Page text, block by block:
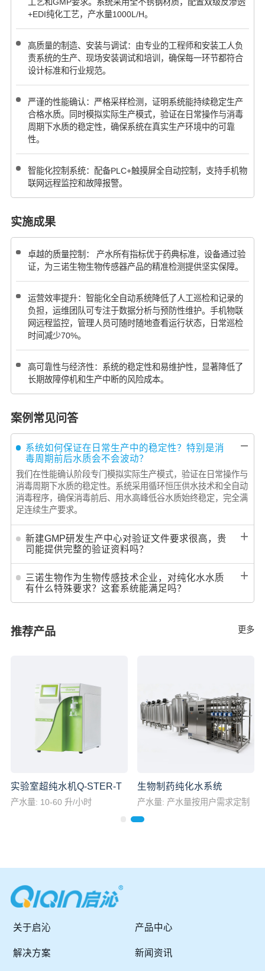
+EDI纯化工艺，产水量1000L/H。
高质量的制造、安装与调试：由专业的工程师和安装工人负
责系统的生产、现场安装调试和培训，确保每一环节都符合
设计标准和行业规范。
严谨的性能确认：严格采样检测，证明系统能持续稳定生产
合格水质。同时模拟实际生产模式，验证在日常操作与消毒
周期下水质的稳定性，确保系统在真实生产环境中的可靠
性。
智能化控制系统：配备PLC+触摸屏全自动控制，支持手机物
联网远程监控和故障报警。
实施成果
卓越的质量控制： 产水所有指标优于药典标准，设备通过验
证，为三诺生物生物传感器产品的精准检测提供坚实保障。
运营效率提升：智能化全自动系统降低了人工巡检和记录的
负担，运维团队可专注于数据分析与预防性维护。手机物联
网远程监控，管理人员可随时随地查看运行状态，日常巡检
时间减少70%。
高可靠性与经济性：系统的稳定性和易维护性，显著降低了
长期故障停机和生产中断的风险成本。
案例常见问答
系统如何保证在日常生产中的稳定性？特别是消
毒周期前后水质会不会波动？
－
我们在性能确认阶段专门模拟实际生产模式，验证在日常操作与
消毒周期下水质的稳定性。系统采用循环恒压供水技术和全自动
消毒程序，确保消毒前后、用水高峰低谷水质始终稳定，完全满
足连续生产要求。
新建GMP研发生产中心对验证文件要求很高，贵
司能提供完整的验证资料吗？
＋
三诺生物作为生物传感技术企业，对纯化水水质
有什么特殊要求？这套系统能满足吗？
＋
推荐产品 更多
实验室超纯水机Q-STER-T
产水量: 10-60 升/小时
生物制药纯化水系统
产水量: 产水量按用户需求定制
关于启沁 产品中心
解决方案 新闻资讯